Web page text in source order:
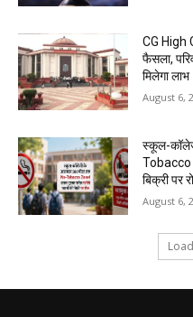
CG High
फैसला,
मिलेगा लाभ
August 6,
स्कूल-
Tobacco
बिक्री पर
August 6,